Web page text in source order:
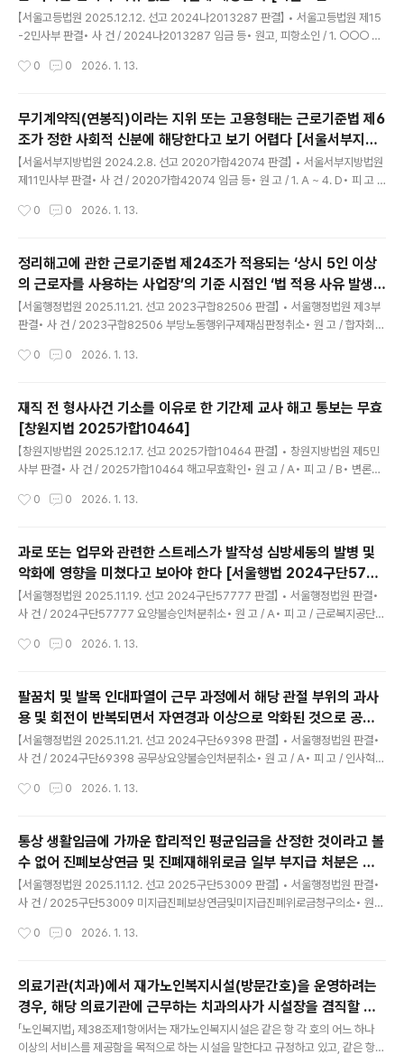
2013287]
【서울고등법원 2025.12.12. 선고 2024나2013287 판결】 • 서울고등법원 제15
-2민사부 판결• 사 건 / 2024나2013287 임금 등• 원고, 피항소인 / 1. ○○○ ~
4.2.8. 선고 2020가합42074 판결• 변론종결 / 2025.10.31.• 판결선고 / 2025.
이 변경한다.가. 피고는 원고들에게 [별지 1] 인용금액표의 ‘합계’란에 각 기재된 돈
및 그중 ‘인용금액’란에 각 기재된 돈에 대하여 ‘지연손해금 기산일’란에 각 기재된 날
부터 2025.12.12.까지는 연 5%, 그다음 날부터 다 갚는 ..
0 0 2026. 1. 13.
무기계약직(연봉직)이라는 지위 또는 고용형태는 근로기준법 제6
조가 정한 사회적 신분에 해당한다고 보기 어렵다 [서울서부지법
2020가합42074]
【서울서부지방법원 2024.2.8. 선고 2020가합42074 판결】 • 서울서부지방법원
제11민사부 판결• 사 건 / 2020가합42074 임금 등• 원 고 / 1. A ~ 4. D• 피 고 /
에게 [별지1] 인용금액표의 ‘합계’란에 각 기재된 돈 및 그중 ‘인용금액’란에 각 기재
연 5%의, 그 다음날부터 다 갚는 날까지는 연 12%의 각 비율로 계산한 돈을 각 지급
하라.2. 소송비용은 피고가 부담한다.3. 제1항은 가집행할 수 있다. 주문과 같다. 1.
기초사실 가. 당사자들의 지위피고는 종합 뉴스프로그램의 제..
0 0 2026. 1. 13.
정리해고에 관한 근로기준법 제24조가 적용되는 ‘상시 5인 이상
의 근로자를 사용하는 사업장’의 기준 시점인 ‘법 적용 사유 발생
일’은 정리해고의 필요성이 발생한 날 [서울행법 2023구합825
06]
【서울행정법원 2025.11.21. 선고 2023구합82506 판결】 • 서울행정법원 제3부
판결• 사 건 / 2023구합82506 부당노동행위구제재심판정취소• 원 고 / 합자회사
• 판결선고 / 2025.11.21. 1. 원고의 청구를 기각한다.2. 소송비용은 보조참가로 인
건에 관하여 한 재심판정을 취소한다. 1. 재심판정의 경위 가. 원고는 20**.*.**. 설
립되어 택시운송업을 영위하는 법인이고, 피고보조참가인(이하 ‘참가인’이라 한다..
0 0 2026. 1. 13.
재직 전 형사사건 기소를 이유로 한 기간제 교사 해고 통보는 무효
[창원지법 2025가합10464]
【창원지방법원 2025.12.17. 선고 2025가합10464 판결】 • 창원지방법원 제5민
사부 판결• 사 건 / 2025가합10464 해고무효확인• 원 고 / A• 피 고 / B• 변론종
한 해고는 무효임을 확인한다.2. 피고는 원고에게 23,304,326원 및 그중 14,410,
지급하라.3. 소송비용은 피고가 부담한다.4. 제1항은 가집행할 수 있다. 주문과 같다.
1. 기초사실 가. 당사자의 지위원고는 2016.9.5.부터 2016.11.4.까지, 2017.3.1.부
터 2018.2.28.까지 C(이하..
0 0 2026. 1. 13.
과로 또는 업무와 관련한 스트레스가 발작성 심방세동의 발병 및
악화에 영향을 미쳤다고 보아야 한다 [서울행법 2024구단5777
7]
【서울행정법원 2025.11.19. 선고 2024구단57777 판결】 • 서울행정법원 판결•
사 건 / 2024구단57777 요양불승인처분취소• 원 고 / A• 피 고 / 근로복지공단•
한 요양급여 불승인 처분을 취소한다.2. 소송비용은 피고가 부담한다. 주문과 같다.
다.다. 피고는 ‘발작성 심방세동을 유발할 정도의 업무시간, 강도, 책임 및 업무환경의
변화가 확인되지 않고, 업무부담 가중요인도 확인되지 ..
0 0 2026. 1. 13.
팔꿈치 및 발목 인대파열이 근무 과정에서 해당 관절 부위의 과사
용 및 회전이 반복되면서 자연경과 이상으로 악화된 것으로 공무
상요양불승인 처분은 위법 [서울행법 2024구단69398]
【서울행정법원 2025.11.21. 선고 2024구단69398 판결】 • 서울행정법원 판결•
사 건 / 2024구단69398 공무상요양불승인처분취소• 원 고 / A• 피 고 / 인사혁신
고에게 한 공무상요양 불승인 처분 중 주관절 외측상과염, 족관절 전거비인대 만성파
의 나머지 청구를 기각한다.3. 소송비용은 피고가 부담한다. 피고가 2024.5.23. 원
고에게 한 공무상요양 불승인 처분을 취소한다. 1. 처분의 경위 가. 원고는 B경찰서 C
파출소 소속 경찰관으로 근무하는 사람으로서 2023.6.24. 112신..
0 0 2026. 1. 13.
통상 생활임금에 가까운 합리적인 평균임금을 산정한 것이라고 볼
수 없어 진폐보상연금 및 진폐재해위로금 일부 부지급 처분은 위
법 [서울행법 2025구단53009]
【서울행정법원 2025.11.12. 선고 2025구단53009 판결】 • 서울행정법원 판결•
사 건 / 2025구단53009 미지급진폐보상연금및미지급진폐위로금청구의소• 원
1. 피고가 2025.2.11. 원고에게 한 진폐보상연금 및 진폐재해위로금 일부 부지급 처
(19**.**.**.생, 남자)는 다음 표 기재와 같이 광업소에서 근무한 사람이다. 나. 원고
는 2024.8.16. ‘진폐’를 진단받고 피고로부터 진폐장해등급 제1급을 인정받아 그
무렵 산업재해보상보험법(이하 ‘산재보험법’이라 한다)상 특례임금 140..
0 0 2026. 1. 13.
의료기관(치과)에서 재가노인복지시설(방문간호)을 운영하려는
경우, 해당 의료기관에 근무하는 치과의사가 시설장을 겸직할 수
있는지 [법제처 25-0949]
「노인복지법」 제38조제1항에서는 재가노인복지시설은 같은 항 각 호의 어느 하나
이상의 서비스를 제공함을 목적으로 하는 시설을 말한다고 규정하고 있고, 같은 항제